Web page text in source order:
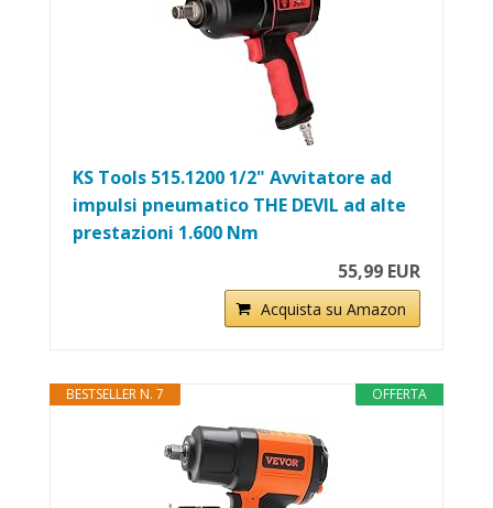
KS Tools 515.1200 1/2" Avvitatore ad
impulsi pneumatico THE DEVIL ad alte
prestazioni 1.600 Nm
55,99 EUR
Acquista su Amazon
OFFERTA
BESTSELLER N. 7